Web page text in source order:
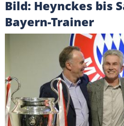
Bild: Heynckes bis
Bayern-Trainer